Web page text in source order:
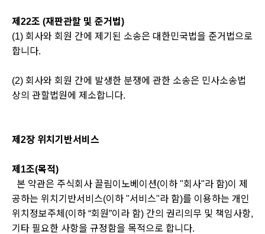
제22조 (재판관할 및 준거법)
(1) 회사와 회원 간에 제기된 소송은 대한민국법을 준거법으로
합니다.
(2) 회사와 회원 간에 발생한 분쟁에 관한 소송은 민사소송법
상의 관할법원에 제소합니다.
제2장 위치기반서비스
제1조(목적)
본 약관은 주식회사 끌림이노베이션(이하 "회사"라 함)이 제
공하는 위치기반서비스(이하 "서비스"라 함)를 이용하는 개인
위치정보주체(이하 “회원”이라 함) 간의 권리의무 및 책임사항,
기타 필요한 사항을 규정함을 목적으로 합니다.